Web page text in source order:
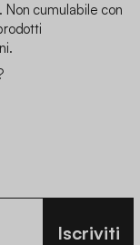
cumulabile con
Iscriviti